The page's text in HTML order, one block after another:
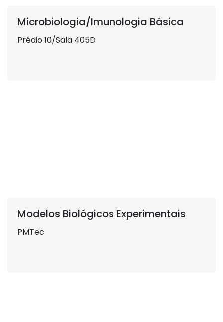
Microbiologia/Imunologia Básica
Prédio 10/Sala 405D
Modelos Biológicos Experimentais
PMTec